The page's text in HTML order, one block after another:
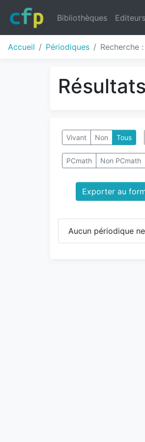
Bibliothèques Editeurs
Accueil Périodiques Recherche
Vivant Non Tous
PCmath Non PCmath
Exporter au
Aucun périodique